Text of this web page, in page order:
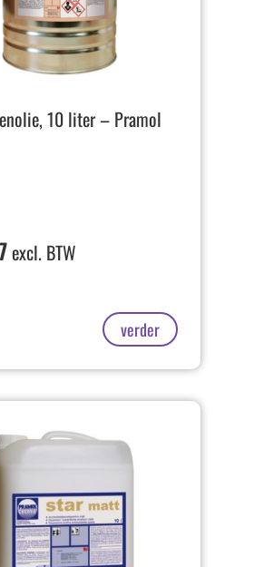
10 liter – Pramol
excl. BTW
verder